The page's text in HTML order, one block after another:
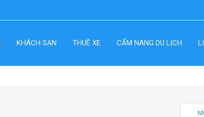
KHÁCH SẠN THUÊ XE CẨM NANG DU LỊCH